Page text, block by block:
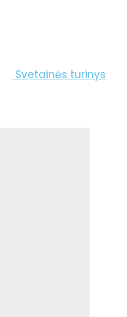
Svetainės turinys